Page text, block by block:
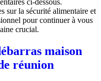
ci-dessous.
sur la sécurité alimentaire et
pour continuer à vous
crucial.
maison
réunion